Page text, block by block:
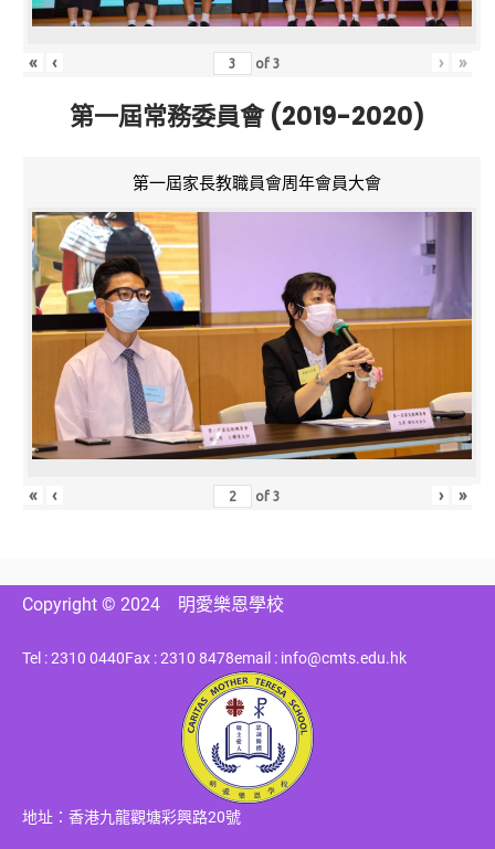
« ‹ of3 › »
第一屆常務委員會 (2019-2020)
第一屆家長教職員會周年會員大會
« ‹ of3 › »
Copyright © 2024 明愛樂恩學校
Tel : 2310 0440Fax : 2310 8478email : info@cmts.edu.hk
地址：香港九龍觀塘彩興路20號